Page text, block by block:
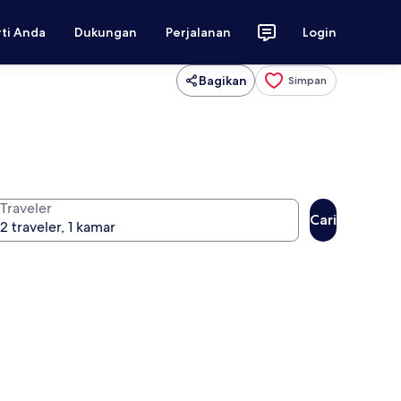
Anda Dukungan Perjalanan Login
Bagikan Simpan
Traveler
Cari